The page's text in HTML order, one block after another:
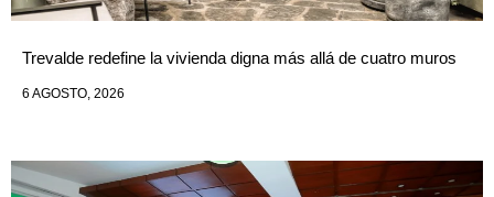
Trevalde redefine la vivienda digna más allá de cuatro muros
6 AGOSTO, 2026